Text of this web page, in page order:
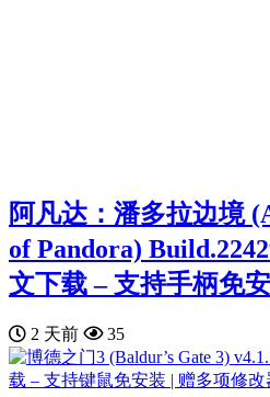
阿凡达：潘多拉边境
of Pandora)
文下载 – 支持手柄免
2 天前 35